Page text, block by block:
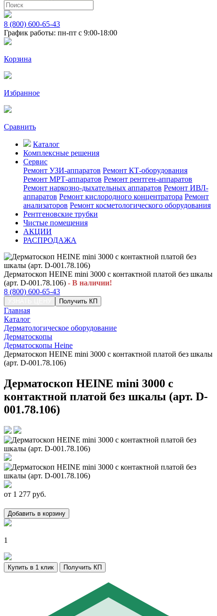
8 (800) 600-65-43
График работы: пн-пт с 9:00-18:00
Корзина
Избранное
Сравнить
Каталог
Комплексные решения
Сервис
Ремонт УЗИ-аппаратов Ремонт КТ-оборудования
Ремонт МРТ-аппаратов Ремонт рентген-аппаратов
Ремонт наркозно-дыхательных аппаратов Ремонт ИВЛ-
аппаратов Ремонт кислородного концентратора Ремонт
анализаторов Ремонт косметологического оборудования
Рентгеновские трубки
Чистые помещения
АКЦИИ
РАСПРОДАЖА
Дерматоскоп HEINE mini 3000 с контактной платой без шкалы
(арт. D-001.78.106) - В наличии!
8 (800) 600-65-43
Получить КП
Главная
Каталог
Дерматологическое оборудование
Дерматоскопы
Дерматоскопы Heine
Дерматоскоп HEINE mini 3000 с контактной платой без шкалы
(арт. D-001.78.106)
Дерматоскоп HEINE mini 3000 с
контактной платой без шкалы (арт. D-
001.78.106)
от 1 277 руб.
Добавить в корзину
1
Купить в 1 клик Получить КП